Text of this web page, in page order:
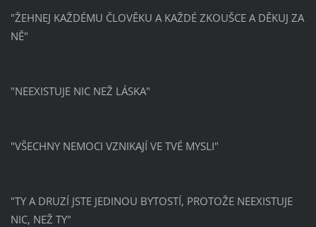
"ŽEHNEJ KAŽDÉMU ČLOVĚKU A KAŽDÉ ZKOUŠCE A DĚKUJ ZA
NĚ"
"NEEXISTUJE NIC NEŽ LÁSKA"
"VŠECHNY NEMOCI VZNIKAJÍ VE TVÉ MYSLI"
"TY A DRUZÍ JSTE JEDINOU BYTOSTÍ, PROTOŽE NEEXISTUJE
NIC, NEŽ TY"